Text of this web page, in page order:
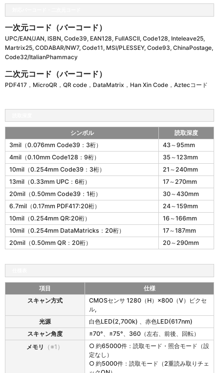
一次元コード（バーコード）
UPC/EAN/JAN, ISBN, Code39, EAN128, FullASCII, Code128, Inteleave25,
Martrix25, CODABAR/NW7, Code11, MSI/PLESSEY, Code93, ChinaPostage,
Code32/ItalianPhammacy
二次元コード（バーコード）
PDF417，MicroQR，QR code，DataMatrix，Han Xin Code，Aztecコード
M
D
2
の
読
取
深
シンボル
読取深度
3mil（0.076mm Code39：3桁）
43～95mm
4mil（0.10mm Code128：9桁）
35～123mm
10mil（0.254mm Code39：3桁）
21～240mm
13mil（0.33mm UPC：6桁）
17～270mm
20mil（0.50mm Code39：1桁）
30～430mm
6.7mil（0.17mm PDF417:20桁）
24～159mm
10mil（0.254mm QR:20桁）
16～166mm
10mil（0.254mm DataMatricks：20桁）
17～187mm
20mil（0.50mm QR：20桁）
20～290mm
2
の
項目
仕様
スキャン方式
CMOSセンサ 1280（H）×800（V）ピクセ
ル,
光源
白色LED(2,700k) 、赤色LED(617nm)
スキャン角度
±70°、±75°、360（左右、前後、回転）
メモリ
（※1）
○ 約65000件：読取モード・照合モード（設
定なし）
○ 約5000件：読取モード（2重読み取りチェ